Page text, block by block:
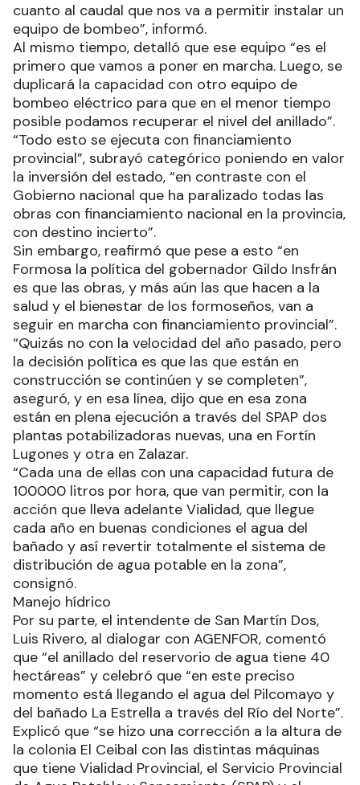
cuanto al caudal que nos va a permitir instalar un
equipo de bombeo”, informó.
Al mismo tiempo, detalló que ese equipo “es el
primero que vamos a poner en marcha. Luego, se
duplicará la capacidad con otro equipo de
bombeo eléctrico para que en el menor tiempo
posible podamos recuperar el nivel del anillado”.
“Todo esto se ejecuta con financiamiento
provincial”, subrayó categórico poniendo en valor
la inversión del estado, “en contraste con el
Gobierno nacional que ha paralizado todas las
obras con financiamiento nacional en la provincia,
con destino incierto”.
Sin embargo, reafirmó que pese a esto “en
Formosa la política del gobernador Gildo Insfrán
es que las obras, y más aún las que hacen a la
salud y el bienestar de los formoseños, van a
seguir en marcha con financiamiento provincial”.
“Quizás no con la velocidad del año pasado, pero
la decisión política es que las que están en
construcción se continúen y se completen”,
aseguró, y en esa línea, dijo que en esa zona
están en plena ejecución a través del SPAP dos
plantas potabilizadoras nuevas, una en Fortín
Lugones y otra en Zalazar.
“Cada una de ellas con una capacidad futura de
100000 litros por hora, que van permitir, con la
acción que lleva adelante Vialidad, que llegue
cada año en buenas condiciones el agua del
bañado y así revertir totalmente el sistema de
distribución de agua potable en la zona”,
consignó.
Manejo hídrico
Por su parte, el intendente de San Martín Dos,
Luis Rivero, al dialogar con AGENFOR, comentó
que “el anillado del reservorio de agua tiene 40
hectáreas” y celebró que “en este preciso
momento está llegando el agua del Pilcomayo y
del bañado La Estrella a través del Río del Norte”.
Explicó que “se hizo una corrección a la altura de
la colonia El Ceibal con las distintas máquinas
que tiene Vialidad Provincial, el Servicio Provincial